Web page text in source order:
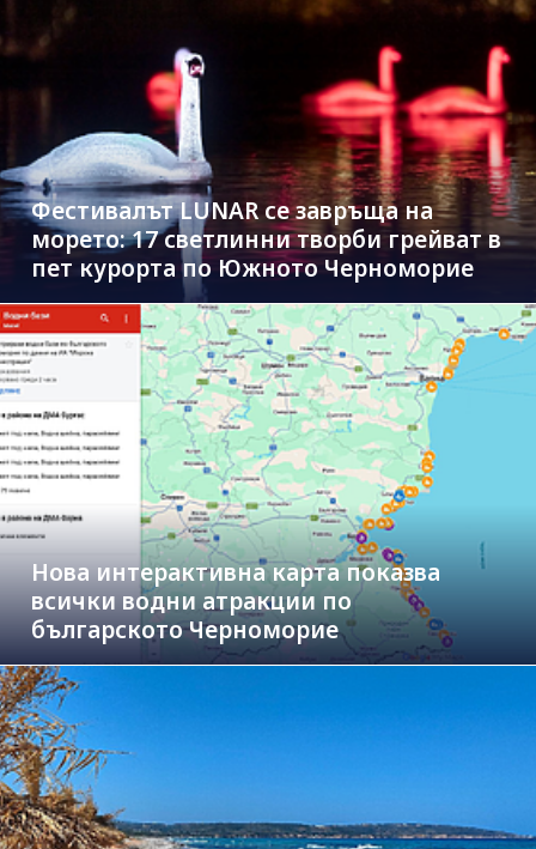
Фестивалът LUNAR се завръща на
морето: 17 светлинни творби грейват в
пет курорта по Южното Черноморие
Нова интерактивна карта показва
всички водни атракции по
българското Черноморие